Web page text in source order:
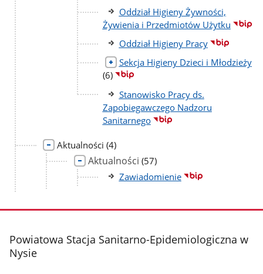
Oddział Higieny Żywności,
Żywienia i Przedmiotów Użytku
Oddział Higieny Pracy
Sekcja Higieny Dzieci i Młodzieży
liczba
(6)
Stanowisko Pracy ds.
Zapobiegawczego Nadzoru
Sanitarnego
Aktualności liczba
podstron
(4)
Aktualności liczba
podstron
(57)
Zawiadomienie
stopka
Powiatowa Stacja Sanitarno-Epidemiologiczna w
Nysie